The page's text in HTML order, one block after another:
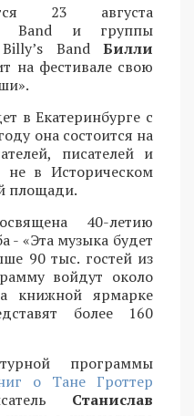
23 августа
Band и группы
Band Билли
на фестивале свою
в Екатеринбурге с
она состоится на
писателей и
не в Историческом
площади.
40-летию
- «Эта музыка будет
90 тыс. гостей из
войдут около
книжной ярмарке
более 160
программы
о Тане Гроттер
Станислав